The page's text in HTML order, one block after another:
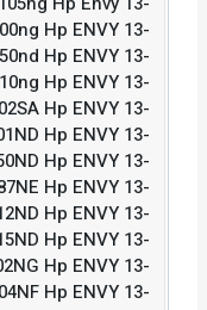
Hp ENVY 13-
Hp ENVY 13-
Hp ENVY 13-
Hp ENVY 13-
Hp ENVY 13-
Hp ENVY 13-
Hp ENVY 13-
Hp ENVY 13-
Hp ENVY 13-
Hp ENVY 13-
Hp ENVY 13-